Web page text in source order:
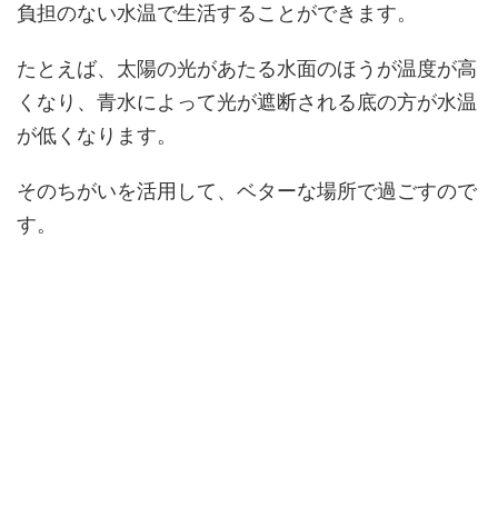
負担のない水温で生活することができます。
たとえば、太陽の光があたる水面のほうが温度が高
くなり、青水によって光が遮断される底の方が水温
が低くなります。
そのちがいを活用して、ベターな場所で過ごすので
す。